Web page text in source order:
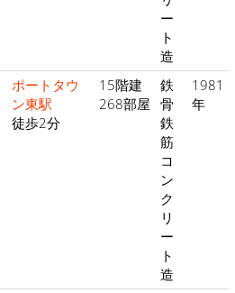
ー
ト
造
ポートタウ
ン東駅
徒歩2分
15階建
268部屋
鉄
骨
鉄
筋
コ
ン
ク
リ
ー
ト
造
1981
年